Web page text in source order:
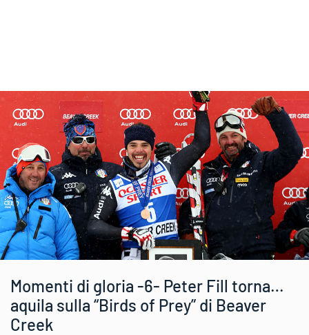
Momenti di gloria -6- Peter Fill torna…
aquila sulla “Birds of Prey” di Beaver
Creek